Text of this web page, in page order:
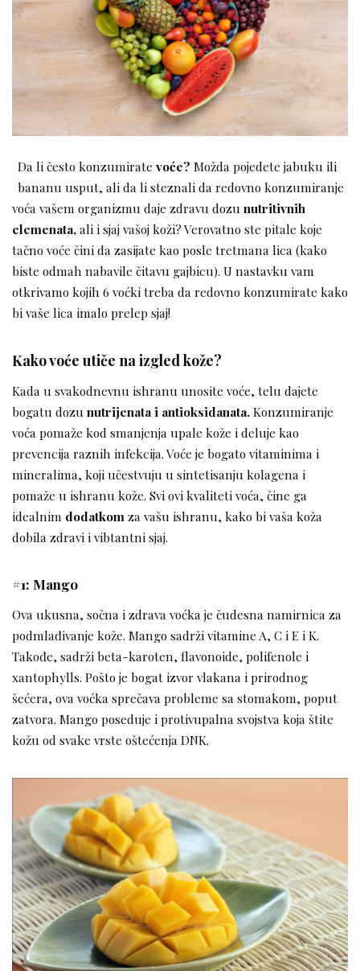
Da li često konzumirate voće? Možda pojedete jabuku ili
bananu usput, ali da li steznali da redovno konzumiranje
voća vašem organizmu daje zdravu dozu nutritivnih
elemenata,ali i sjaj vašoj koži? Verovatno ste pitale koje
tačno voće čini da zasijate kao posle tretmana lica (kako
biste odmah nabavile čitavu gajbicu). U nastavku vam
otkrivamo kojih 6 voćki treba da redovno konzumirate kako
bi vaše lica imalo prelep sjaj!
Kako voće utiče na izgled kože?
Kada u svakodnevnu ishranu unosite voće, telu dajete
bogatu dozu nutrijenata i antioksidanata.Konzumiranje
voća pomaže kod smanjenja upale kože i deluje kao
prevencija raznih infekcija. Voće je bogato vitaminima i
mineralima, koji učestvuju u sintetisanju kolagena i
pomaže u ishranu kože. Svi ovi kvaliteti voća, čine ga
idealnim dodatkom za vašu ishranu, kako bi vaša koža
dobila zdravi i vibtantni sjaj.
#1: Mango
Ova ukusna, sočna i zdrava voćka je čudesna namirnica za
podmlađivanje kože. Mango sadrži vitamine A, C i E i K.
Takođe, sadrži beta-karoten, flavonoide, polifenole i
xantophylls. Pošto je bogat izvor vlakana i prirodnog
šećera, ova voćka sprečava probleme sa stomakom, poput
zatvora. Mango poseduje i protivupalna svojstva koja štite
kožu od svake vrste oštećenja DNK.